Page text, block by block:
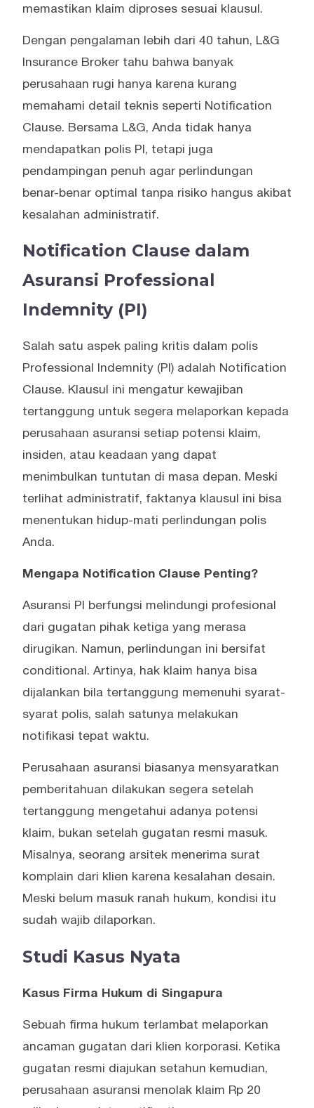
memastikan klaim diproses sesuai klausul.
Dengan pengalaman lebih dari 40 tahun, L&G
Insurance Broker tahu bahwa banyak
perusahaan rugi hanya karena kurang
memahami detail teknis seperti Notification
Clause. Bersama L&G, Anda tidak hanya
mendapatkan polis PI, tetapi juga
pendampingan penuh agar perlindungan
benar-benar optimal tanpa risiko hangus akibat
kesalahan administratif.
Notification Clause dalam
Asuransi Professional
Indemnity (PI)
Salah satu aspek paling kritis dalam polis
Professional Indemnity (PI) adalah Notification
Clause. Klausul ini mengatur kewajiban
tertanggung untuk segera melaporkan kepada
perusahaan asuransi setiap potensi klaim,
insiden, atau keadaan yang dapat
menimbulkan tuntutan di masa depan. Meski
terlihat administratif, faktanya klausul ini bisa
menentukan hidup-mati perlindungan polis
Anda.
Mengapa Notification Clause Penting?
Asuransi PI berfungsi melindungi profesional
dari gugatan pihak ketiga yang merasa
dirugikan. Namun, perlindungan ini bersifat
conditional. Artinya, hak klaim hanya bisa
dijalankan bila tertanggung memenuhi syarat-
syarat polis, salah satunya melakukan
notifikasi tepat waktu.
Perusahaan asuransi biasanya mensyaratkan
pemberitahuan dilakukan segera setelah
tertanggung mengetahui adanya potensi
klaim, bukan setelah gugatan resmi masuk.
Misalnya, seorang arsitek menerima surat
komplain dari klien karena kesalahan desain.
Meski belum masuk ranah hukum, kondisi itu
sudah wajib dilaporkan.
Studi Kasus Nyata
Kasus Firma Hukum di Singapura
Sebuah firma hukum terlambat melaporkan
ancaman gugatan dari klien korporasi. Ketika
gugatan resmi diajukan setahun kemudian,
perusahaan asuransi menolak klaim Rp 20